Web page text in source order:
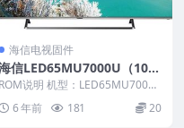
海信电视固件
信LED65MU7000U（100
0）BOM2_C006_20170831
官方原厂USB刷机电视固件包
ROM说明 机型：LED65MU7000
U 固件版本：（1000） BOM：2
6 年前 181 20